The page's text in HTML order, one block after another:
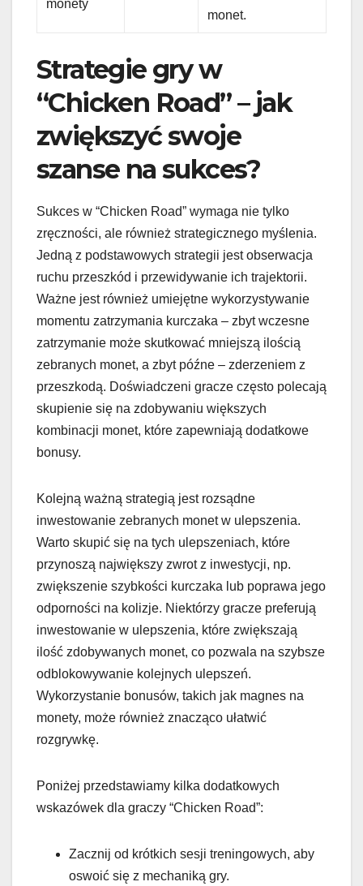
monety
monet.
Strategie gry w
“Chicken Road” – jak
zwiększyć swoje
szanse na sukces?
Sukces w “Chicken Road” wymaga nie tylko
zręczności, ale również strategicznego myślenia.
Jedną z podstawowych strategii jest obserwacja
ruchu przeszkód i przewidywanie ich trajektorii.
Ważne jest również umiejętne wykorzystywanie
momentu zatrzymania kurczaka – zbyt wczesne
zatrzymanie może skutkować mniejszą ilością
zebranych monet, a zbyt późne – zderzeniem z
przeszkodą. Doświadczeni gracze często polecają
skupienie się na zdobywaniu większych
kombinacji monet, które zapewniają dodatkowe
bonusy.
Kolejną ważną strategią jest rozsądne
inwestowanie zebranych monet w ulepszenia.
Warto skupić się na tych ulepszeniach, które
przynoszą największy zwrot z inwestycji, np.
zwiększenie szybkości kurczaka lub poprawa jego
odporności na kolizje. Niektórzy gracze preferują
inwestowanie w ulepszenia, które zwiększają
ilość zdobywanych monet, co pozwala na szybsze
odblokowywanie kolejnych ulepszeń.
Wykorzystanie bonusów, takich jak magnes na
monety, może również znacząco ułatwić
rozgrywkę.
Poniżej przedstawiamy kilka dodatkowych
wskazówek dla graczy “Chicken Road”:
Zacznij od krótkich sesji treningowych, aby
oswoić się z mechaniką gry.